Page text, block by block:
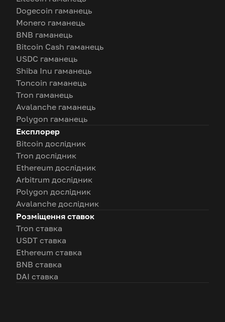
Dogecoin гаманець
Monero гаманець
BNB гаманець
Bitcoin Cash гаманець
USDC гаманець
Shiba Inu гаманець
Toncoin гаманець
Tron гаманець
Avalanche гаманець
Polygon гаманець
Експлорер
Bitcoin дослідник
Tron дослідник
Ethereum дослідник
Arbitrum дослідник
Polygon дослідник
Avalanche дослідник
Розміщення ставок
Tron ставка
USDT ставка
Ethereum ставка
BNB ставка
DAI ставка